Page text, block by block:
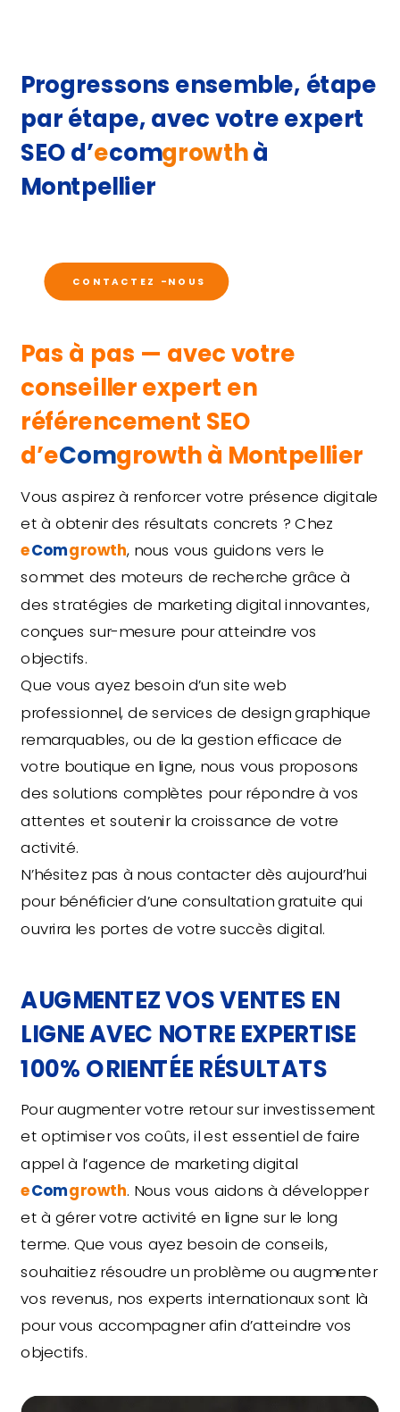
Progressons ensemble, étape
par étape, avec votre expert
SEO d’ecomgrowthà
Montpellier
CONTACTEZ -NOUS
Pas à pas — avec votre
conseiller expert en
référencement SEO
d’eComgrowth à Montpellier
Vous aspirez à renforcer votre présence digitale
et à obtenir des résultats concrets ? Chez
eComgrowth, nous vous guidons vers le
sommet des moteurs de recherche grâce à
des stratégies de marketing digital innovantes,
conçues sur-mesure pour atteindre vos
objectifs.
Que vous ayez besoin d’un site web
professionnel, de services de design graphique
remarquables, ou de la gestion efficace de
votre boutique en ligne, nous vous proposons
des solutions complètes pour répondre à vos
attentes et soutenir la croissance de votre
activité.
N’hésitez pas à nous contacter dès aujourd’hui
pour bénéficier d’une consultation gratuite qui
ouvrira les portes de votre succès digital.
AUGMENTEZ VOS VENTES EN
LIGNE AVEC NOTRE EXPERTISE
100% ORIENTÉE RÉSULTATS
Pour augmenter votre retour sur investissement
et optimiser vos coûts, il est essentiel de faire
appel à l’agence de marketing digital
eComgrowth. Nous vous aidons à développer
et à gérer votre activité en ligne sur le long
terme. Que vous ayez besoin de conseils,
souhaitiez résoudre un problème ou augmenter
vos revenus, nos experts internationaux sont là
pour vous accompagner afin d’atteindre vos
objectifs.